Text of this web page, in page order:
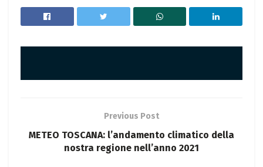
Previous Post
METEO TOSCANA: l’andamento climatico della
nostra regione nell’anno 2021